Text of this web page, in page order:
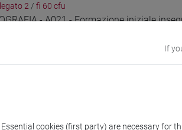
2 / fi 60 cfu
- A021 - Formazione iniziale
STORIA, GEOGRAFIA NELLA
30 cfu allegato 2
E CULTURA STRANIERA
If
cookies (first party) are necessary for